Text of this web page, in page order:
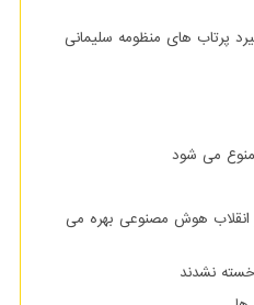
قرار می گیرد پرتاب های منظومه سلیمانی
می شود
هوش مصنوعی بهره می
نشدند